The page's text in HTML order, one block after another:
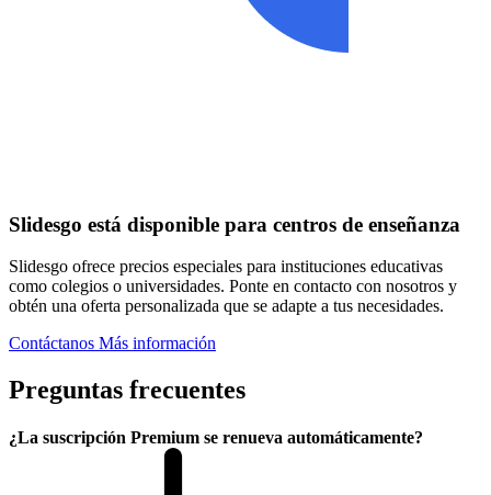
Slidesgo está disponible para centros de enseñanza
Slidesgo ofrece precios especiales para instituciones educativas
como colegios o universidades. Ponte en contacto con nosotros y
obtén una oferta personalizada que se adapte a tus necesidades.
Contáctanos Más información
Preguntas frecuentes
¿La suscripción Premium se renueva automáticamente?